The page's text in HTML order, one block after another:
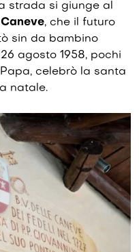
strada si giunge al
, che il futuro
sin da bambino
agosto 1958, pochi
celebrò la santa
natale.